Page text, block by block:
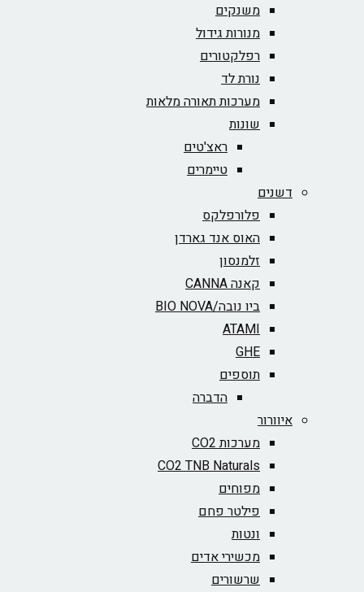
משנקים
מנורות גידול
רפלקטורים
נורת לד
מערכות תאורה מלאות
שונות
ראצ'טים
טיימרים
דשנים
פלורפלקס
האוס אנד גארדן
זלמנסון
קאנה CANNA
ביו נובה/BIO NOVA‏
ATAMI
GHE
תוספים
הדברה
איוורור
מערכות CO2
CO2 TNB Naturals
מפוחים
פילטר פחם
ונטות
מכשירי אדים
שרשורים